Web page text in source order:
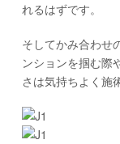
れるはずです。
そしてかみ合わせ
ンションを掴む際
さは気持ちよく施